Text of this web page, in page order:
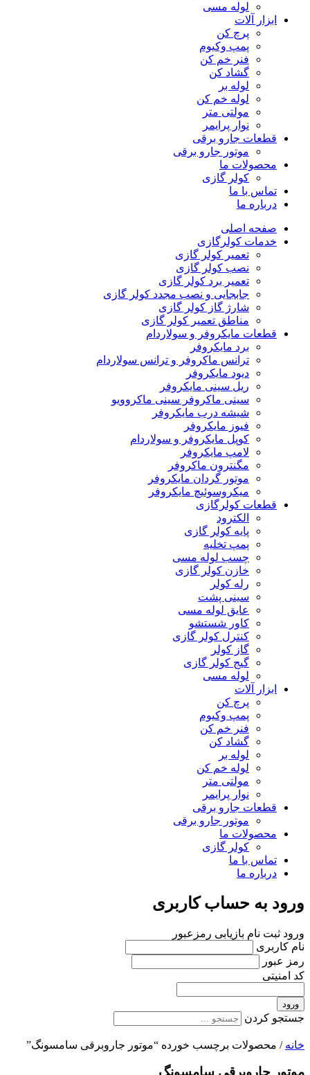
لوله مسی
ابزار آلات
پرچ کن
پمپ وکیوم
فنر خم کن
گشاد کن
لوله بر
لوله خم کن
مولتی متر
نوار پرایمر
قطعات جارو برقی
موتور جارو برقی
محصولات ما
کولر گازی
تماس با ما
درباره ما
صفحه اصلی
خدمات کولرگازی
تعمیر کولر گازی
نصب کولر گازی
تعمیر برد کولر گازی
جابجایی و نصب مجدد کولر گازی
شارژ گاز کولر گازی
مناطق تعمیر کولر گازی
قطعات مایکروفر و سولاردام
برد مایکروفر
ترانس ماکروفر و ترانس سولاردام
دیود مایکروفر
ریل سینی مایکروفر
سینی ماکروفر سینی ماکروویو
شیشه درب مایکروفر
فیوز مایکروفر
کوپل مایکروفر و سولاردام
لامپ مایکروفر
مگنترون ماکروفر
موتور گردان مایکروفر
میکروسوئیچ مایکروفر
قطعات کولرگازی
الکترود
پایه کولر گازی
پمپ تخلیه
چسب لوله مسی
خازن کولر گازی
رله کولر
سینی پشت
عایق لوله مسی
کاور شستشو
کنترل کولر گازی
گاز کولر
گیج کولر گازی
لوله مسی
ابزار آلات
پرچ کن
پمپ وکیوم
فنر خم کن
گشاد کن
لوله بر
لوله خم کن
مولتی متر
نوار پرایمر
قطعات جارو برقی
موتور جارو برقی
محصولات ما
کولر گازی
تماس با ما
درباره ما
ورود به حساب کاربری
ورود ثبت نام بازیابی رمزعبور
نام کاربری
رمز عبور
کد امنیتی
ورود
جستجو کردن
خانه / محصولات برچسب خورده “موتور جاروبرقی سامسونگ”
موتور جاروبرقی سامسونگ